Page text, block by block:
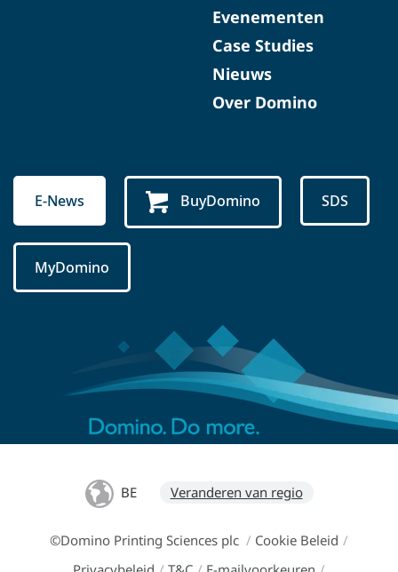
Evenementen
Case Studies
Nieuws
Over Domino
E-News BuyDomino SDS
MyDomino
BE Veranderen van regio
©Domino Printing Sciences plc / Cookie Beleid /